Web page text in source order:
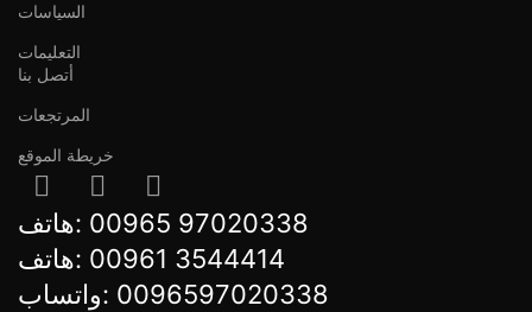
السياسات
التعليمات
أتصل بنا
المرتجعات
خريطة الموقع
هاتف: 00965 97020338
هاتف: 00961 3544414
واتساب: 0096597020338